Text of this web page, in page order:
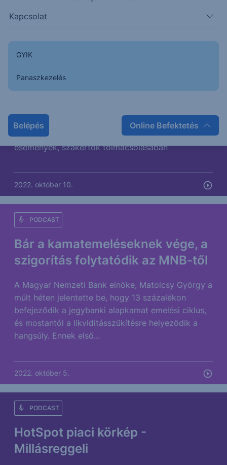
Kapcsolat
GYIK
Panaszkezelés
Belépés Online Befektetés
HotSpot piaci körkép -
2022.10.10. Gyorsjelentések, gazdasági mutatók,
események, szakértők tolmácsolásában
2022. október 10.
Bár a kamatemeléseknek vége, a
szigorítás folytatódik az MNB-től
PODCAST
A Magyar Nemzeti Bank elnöke, Matolcsy György a
múlt héten jelentette be, hogy 13 százalékon
befejeződik a jegybanki alapkamat emelési ciklus,
és mostantól a likviditásszűkítésre helyeződik a
hangsúly. Ennek első...
2022. október 5.
HotSpot piaci körkép -
Millásreggeli
PODCAST